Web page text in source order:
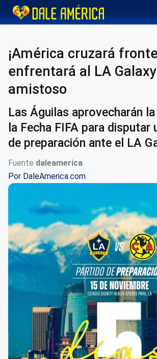
¡América cruzará
enfrentará al LA
amistoso
Las Águilas aprovecharán
la Fecha FIFA para disputar
de preparación ante el LA
Fuente daleamerica
Por DaleAmerica.com